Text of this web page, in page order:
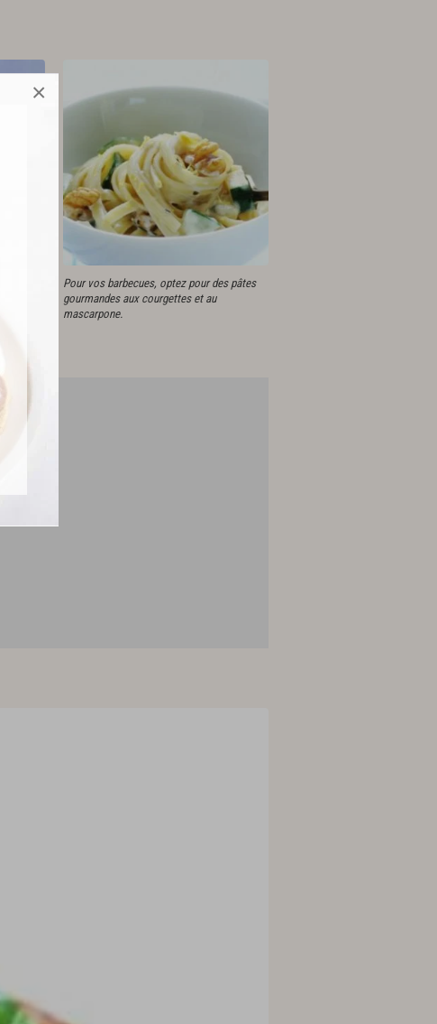
×
Pour vos barbecues, optez pour des pâtes
gourmandes aux courgettes et au
mascarpone.